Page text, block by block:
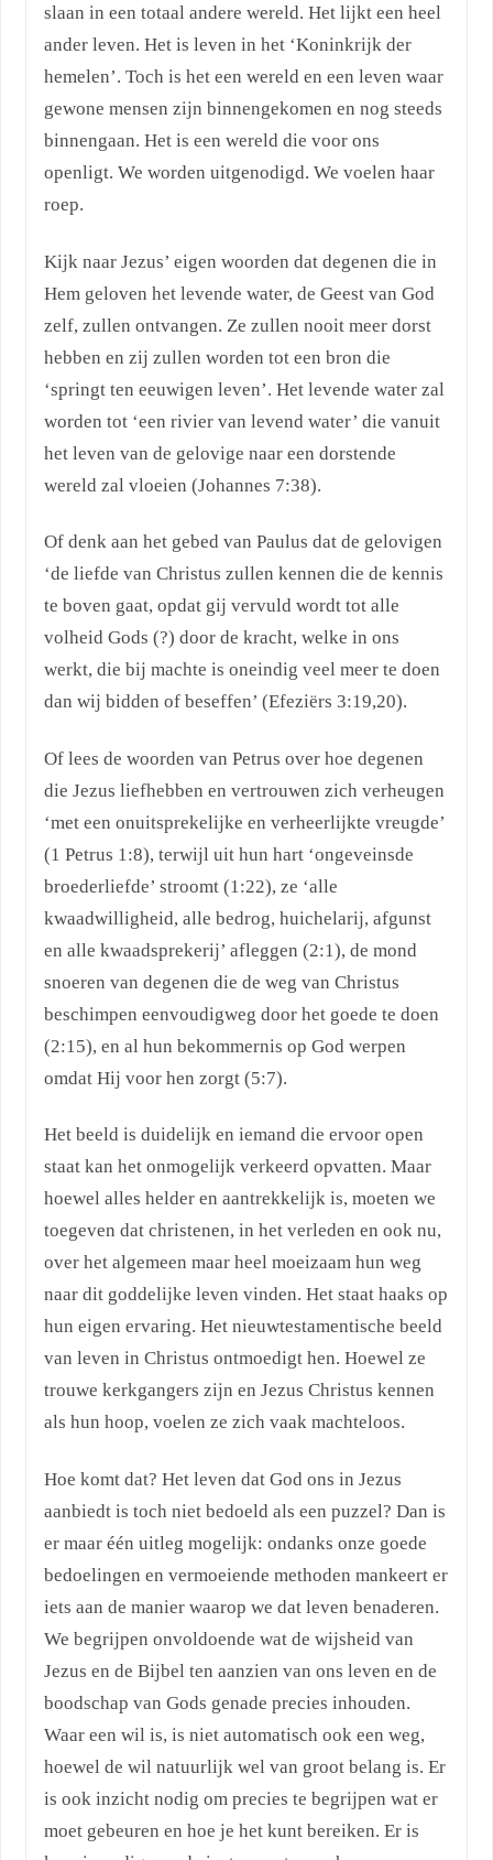
slaan in een totaal andere wereld. Het lijkt een heel
ander leven. Het is leven in het ‘Koninkrijk der
hemelen’. Toch is het een wereld en een leven waar
gewone mensen zijn binnengekomen en nog steeds
binnengaan. Het is een wereld die voor ons
openligt. We worden uitgenodigd. We voelen haar
roep.
Kijk naar Jezus’ eigen woorden dat degenen die in
Hem geloven het levende water, de Geest van God
zelf, zullen ontvangen. Ze zullen nooit meer dorst
hebben en zij zullen worden tot een bron die
‘springt ten eeuwigen leven’. Het levende water zal
worden tot ‘een rivier van levend water’ die vanuit
het leven van de gelovige naar een dorstende
wereld zal vloeien (Johannes 7:38).
Of denk aan het gebed van Paulus dat de gelovigen
‘de liefde van Christus zullen kennen die de kennis
te boven gaat, opdat gij vervuld wordt tot alle
volheid Gods (?) door de kracht, welke in ons
werkt, die bij machte is oneindig veel meer te doen
dan wij bidden of beseffen’ (Efeziërs 3:19,20).
Of lees de woorden van Petrus over hoe degenen
die Jezus liefhebben en vertrouwen zich verheugen
‘met een onuitsprekelijke en verheerlijkte vreugde’
(1 Petrus 1:8), terwijl uit hun hart ‘ongeveinsde
broederliefde’ stroomt (1:22), ze ‘alle
kwaadwilligheid, alle bedrog, huichelarij, afgunst
en alle kwaadsprekerij’ afleggen (2:1), de mond
snoeren van degenen die de weg van Christus
beschimpen eenvoudigweg door het goede te doen
(2:15), en al hun bekommernis op God werpen
omdat Hij voor hen zorgt (5:7).
Het beeld is duidelijk en iemand die ervoor open
staat kan het onmogelijk verkeerd opvatten. Maar
hoewel alles helder en aantrekkelijk is, moeten we
toegeven dat christenen, in het verleden en ook nu,
over het algemeen maar heel moeizaam hun weg
naar dit goddelijke leven vinden. Het staat haaks op
hun eigen ervaring. Het nieuwtestamentische beeld
van leven in Christus ontmoedigt hen. Hoewel ze
trouwe kerkgangers zijn en Jezus Christus kennen
als hun hoop, voelen ze zich vaak machteloos.
Hoe komt dat? Het leven dat God ons in Jezus
aanbiedt is toch niet bedoeld als een puzzel? Dan is
er maar één uitleg mogelijk: ondanks onze goede
bedoelingen en vermoeiende methoden mankeert er
iets aan de manier waarop we dat leven benaderen.
We begrijpen onvoldoende wat de wijsheid van
Jezus en de Bijbel ten aanzien van ons leven en de
boodschap van Gods genade precies inhouden.
Waar een wil is, is niet automatisch ook een weg,
hoewel de wil natuurlijk wel van groot belang is. Er
is ook inzicht nodig om precies te begrijpen wat er
moet gebeuren en hoe je het kunt bereiken. Er is